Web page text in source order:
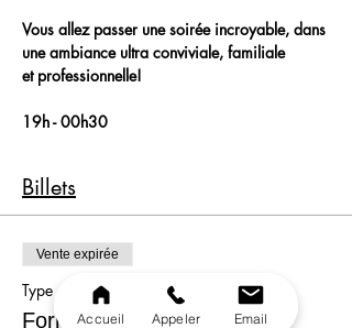
Vous allez passer une soirée incroyable, dans
une ambiance ultra conviviale, familiale
et professionnelle!
19h - 00h30
Billets
Vente expirée
Type de billet
FormuleAccueil Appeler Email